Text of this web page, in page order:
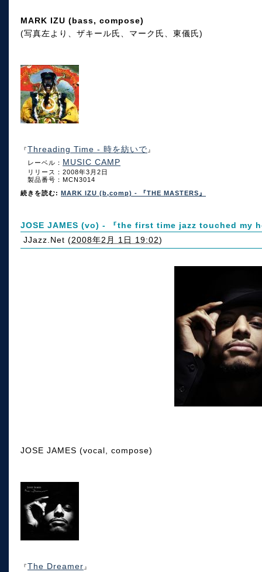
MARK IZU (bass, compose)
(写真左より、ザキール氏、マーク氏、東儀氏)
『Threading Time - 時を紡いで 』
レーベル： MUSIC CAMP
リリース：2008年3月2日
製品番号：MCN3014
続きを読む: MARK IZU (b,comp) - 『THE MASTERS』
JOSE JAMES (vo) - 『the first time jazz touched my
JJazz.Net (2008年2月 1日 19:02)
JOSE JAMES (vocal, compose)
『The Dreamer 』